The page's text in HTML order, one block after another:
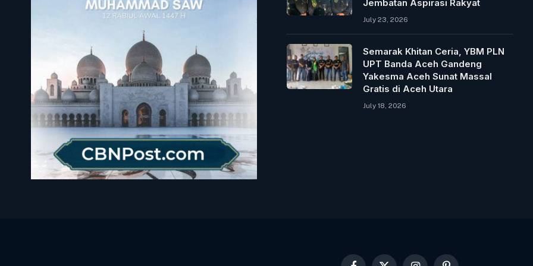
Jembatan Aspirasi Rakyat
July 23, 2026
Semarak Khitan Ceria, YBM PLN
UPT Banda Aceh Gandeng
Yakesma Aceh Sunat Massal
Gratis di Aceh Utara
July 18, 2026